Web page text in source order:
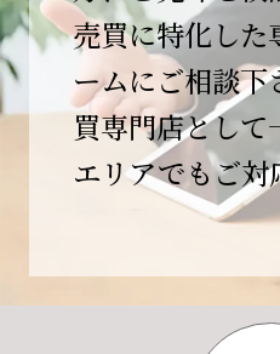
この節目を無事に迎える
は、日頃よりご愛顧いた
力添えをいただいている
支えてくださったすべて
げであり、心より深く感
10年という年月の中で、
ただき、今日の当社があ
しかしながら、10周年
る企業へと成長してまい
売買に特化した
ームにご相談
買専門店とし
エリアでもご対